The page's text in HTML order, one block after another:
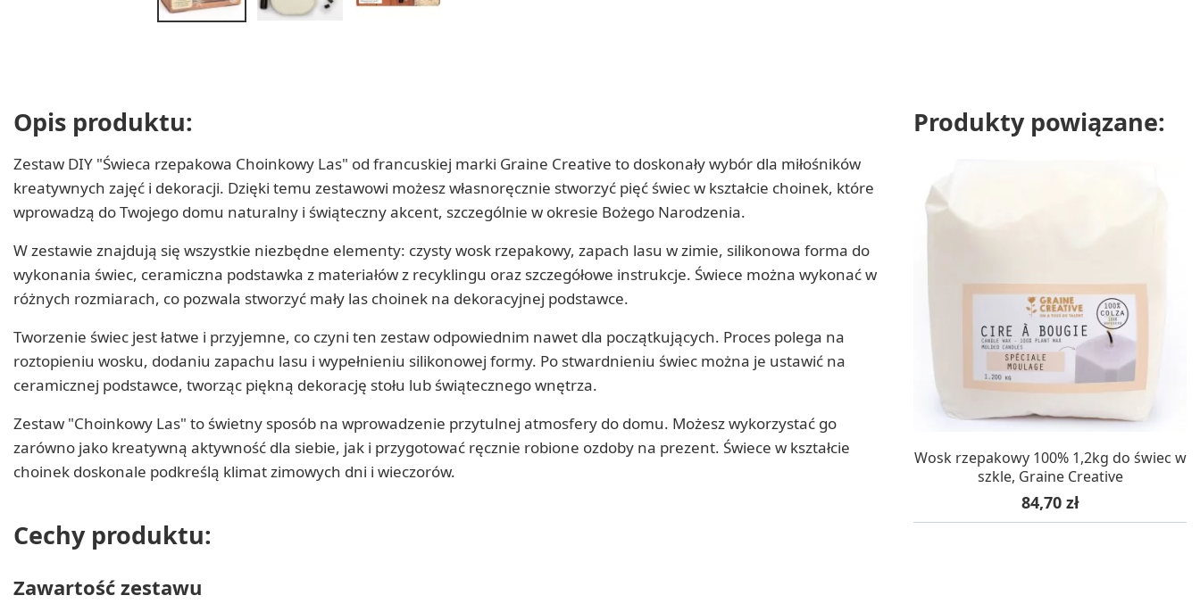
Opis produktu:
Zestaw DIY "Świeca rzepakowa Choinkowy Las" od francuskiej marki Graine Creative to doskonały wybór dla miłośników
kreatywnych zajęć i dekoracji. Dzięki temu zestawowi możesz własnoręcznie stworzyć pięć świec w kształcie choinek, które
wprowadzą do Twojego domu naturalny i świąteczny akcent, szczególnie w okresie Bożego Narodzenia.
W zestawie znajdują się wszystkie niezbędne elementy: czysty wosk rzepakowy, zapach lasu w zimie, silikonowa forma do
wykonania świec, ceramiczna podstawka z materiałów z recyklingu oraz szczegółowe instrukcje. Świece można wykonać w
różnych rozmiarach, co pozwala stworzyć mały las choinek na dekoracyjnej podstawce.
Tworzenie świec jest łatwe i przyjemne, co czyni ten zestaw odpowiednim nawet dla początkujących. Proces polega na
roztopieniu wosku, dodaniu zapachu lasu i wypełnieniu silikonowej formy. Po stwardnieniu świec można je ustawić na
ceramicznej podstawce, tworząc piękną dekorację stołu lub świątecznego wnętrza.
Zestaw "Choinkowy Las" to świetny sposób na wprowadzenie przytulnej atmosfery do domu. Możesz wykorzystać go
zarówno jako kreatywną aktywność dla siebie, jak i przygotować ręcznie robione ozdoby na prezent. Świece w kształcie
choinek doskonale podkreślą klimat zimowych dni i wieczorów.
Cechy produktu:
Zawartość zestawu
Produkty powiązane:
W MAGAZYNIE, DOSTAWA 24H
Wosk rzepakowy 100% 1,2kg do świec w
szkle, Graine Creative
Cena
84,70 zł